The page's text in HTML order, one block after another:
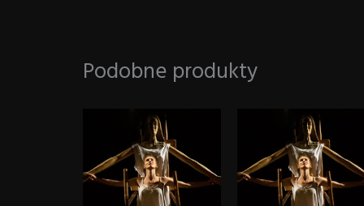
Podobne produkty
40,00 zł
do
ma
do